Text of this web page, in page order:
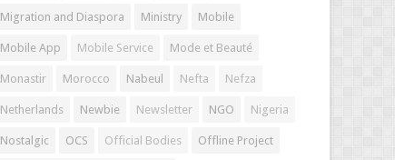
Migration and Diaspora Ministry Mobile
Mobile App Mobile Service Mode et Beauté
Monastir Morocco Nabeul Nefta Nefza
Netherlands Newbie Newsletter NGO Nigeria
Nostalgic OCS Official Bodies Offline Project